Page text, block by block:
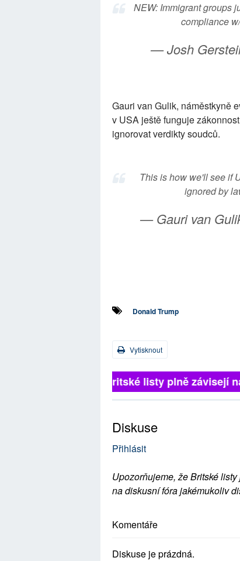
NEW: Immigrant groups
compliance
— Josh
Gauri van Gulik, náměstkyně
v USA ještě funguje
ignorovat verdikty soudců.
This is how we'll see if
ignored by
— Gauri van
Donald Trump
Vytisknout
Britské listy plně
Diskuse
Přihlásit
Upozorňujeme, že Britské
na diskusní fóra jakémukoliv
Komentáře
Diskuse je prázdná.